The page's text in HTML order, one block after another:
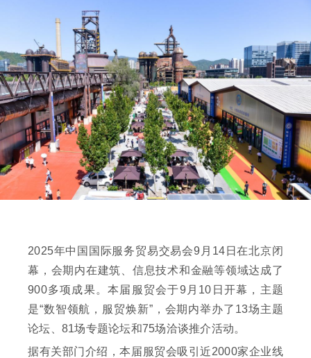
2025年中国国际服务贸易交易会9月14日在北京闭
幕，会期内在建筑、信息技术和金融等领域达成了
900多项成果。本届服贸会于9月10日开幕，主题
是“数智领航，服贸焕新”，会期内举办了13场主题
论坛、81场专题论坛和75场洽谈推介活动。
据有关部门介绍，本届服贸会吸引近2000家企业线